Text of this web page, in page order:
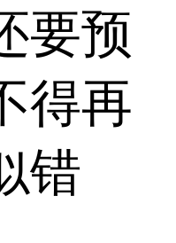
要预
得再
错